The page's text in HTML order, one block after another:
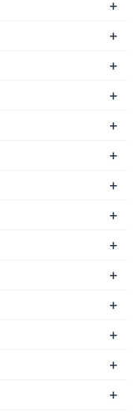
+
+
+
+
+
+
+
+
+
+
+
+
+
+